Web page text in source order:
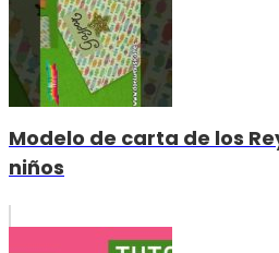
Modelo de carta de los
niños